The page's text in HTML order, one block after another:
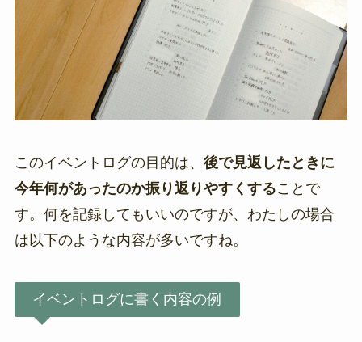
このイベントログの目的は、 後で見返したときに
今年何があったのか振り返りやすくすることで
す。何を記録してもいいのですが、わたしの場合
は以下のような内容が多いですね。
イベントログに書く内容の例